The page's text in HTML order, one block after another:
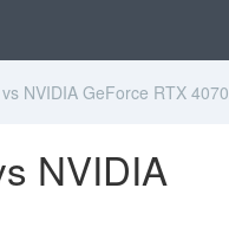
NVIDIA GeForce RTX
NVIDIA